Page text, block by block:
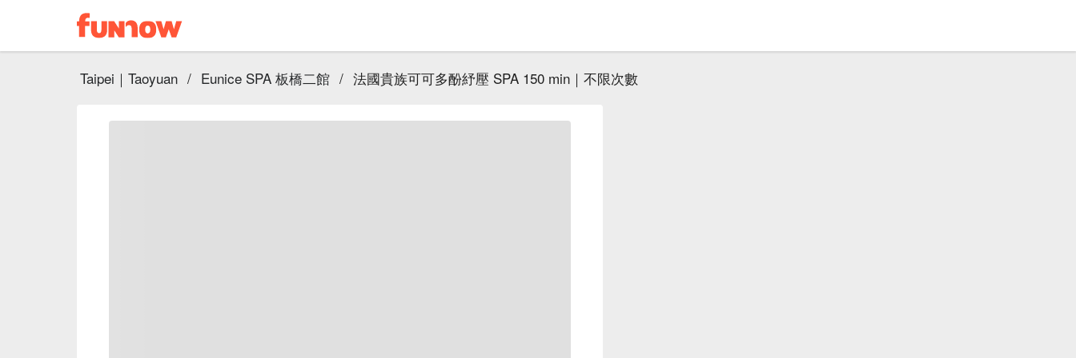
Taipei｜Taoyuan / Eunice SPA 板橋二館 / 法國貴族可可多酚紓壓 SPA 150 min｜不限次數